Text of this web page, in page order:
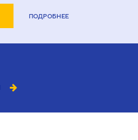
ПОДРОБНЕЕ